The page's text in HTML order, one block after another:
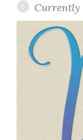
Currently